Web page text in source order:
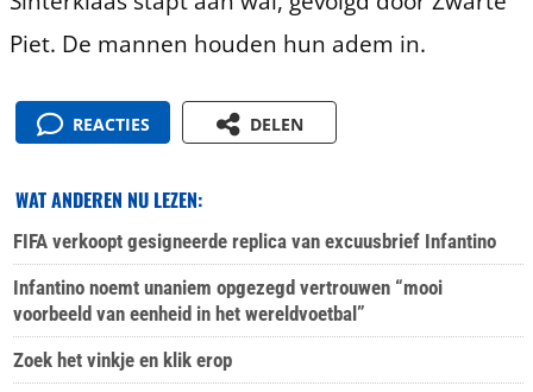
Piet. De mannen houden hun adem in.
REACTIES DELEN
WAT ANDEREN NU LEZEN:
FIFA verkoopt gesigneerde replica van excuusbrief Infantino
Infantino noemt unaniem opgezegd vertrouwen “mooi
voorbeeld van eenheid in het wereldvoetbal”
Zoek het vinkje en klik erop